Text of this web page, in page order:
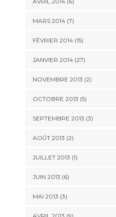
MARS 2014 (7)
FÉVRIER 2014 (15)
JANVIER 2014 (27)
NOVEMBRE 2013 (2)
OCTOBRE 2013 (5)
SEPTEMBRE 2013 (3)
AOÛT 2013 (2)
JUILLET 2013 (1)
JUIN 2013 (6)
MAI 2013 (3)